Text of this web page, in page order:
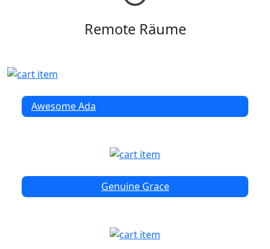
Remote Räume
Awesome Ada
Genuine Grace